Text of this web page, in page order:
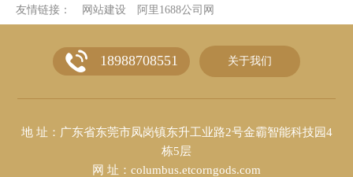
友情链接： 网站建设 阿里1688公司网
18988708551 关于我们
地 址：广东省东莞市凤岗镇东升工业路2号金霸智能科技园4
栋5层
网 址：columbus.etcorngods.com